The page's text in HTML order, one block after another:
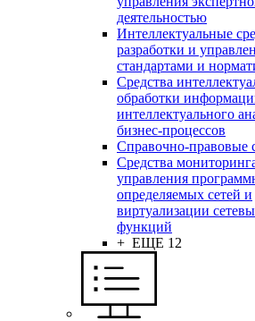
деятельностью
Интеллектуальные
разработки и
стандартами и
Средства
обработки
интеллектуального
бизнес-процессов
Справочно-правовые
Средства
управления
определяемых сетей и
виртуализации
функций
+ ЕЩЕ 12